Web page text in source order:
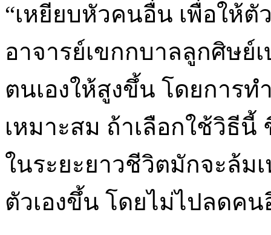
“เหยียบหัวคนอื่น เพื่อให้ตั
อาจารย์เขกกบาลลูกศิษย์
ตนเองให้สูงขึ้น โดยการ
เหมาะสม ถ้าเลือกใช้วิธี
ในระยะยาวชีวิตมักจะล้ม
ตัวเองขึ้น โดยไม่ไปลดคน